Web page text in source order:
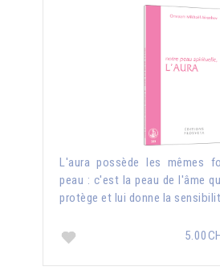
L'aura possède les mêmes
peau : c'est la peau de l'âme
protège et lui donne la